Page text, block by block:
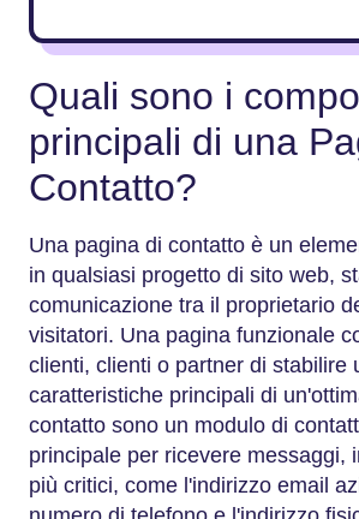
Quali sono i
principali di una
Contatto?
Una pagina di contatto è un
in qualsiasi progetto di sito web,
comunicazione tra il proprietario
visitatori. Una pagina funzionale
clienti, clienti o partner di stabilire
caratteristiche principali di
contatto sono un modulo di
principale per ricevere messaggi,
più critici, come l'indirizzo email